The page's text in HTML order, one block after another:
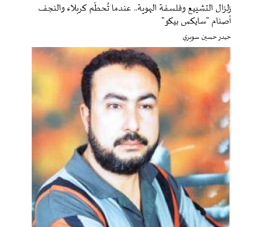
زلزال التشييع وفلسفة الهوية.. عندما تُحطّم كربلاء والنجف
أصنام "سايكس بيكو"
حيدر حسين سويري